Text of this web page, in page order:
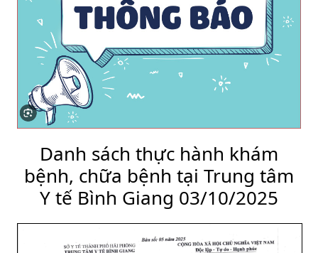
Danh sách thực hành khám
bệnh, chữa bệnh tại Trung tâm
Y tế Bình Giang 03/10/2025